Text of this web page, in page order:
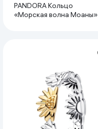
PANDORA Кольцо
«Морская волна Моаны»